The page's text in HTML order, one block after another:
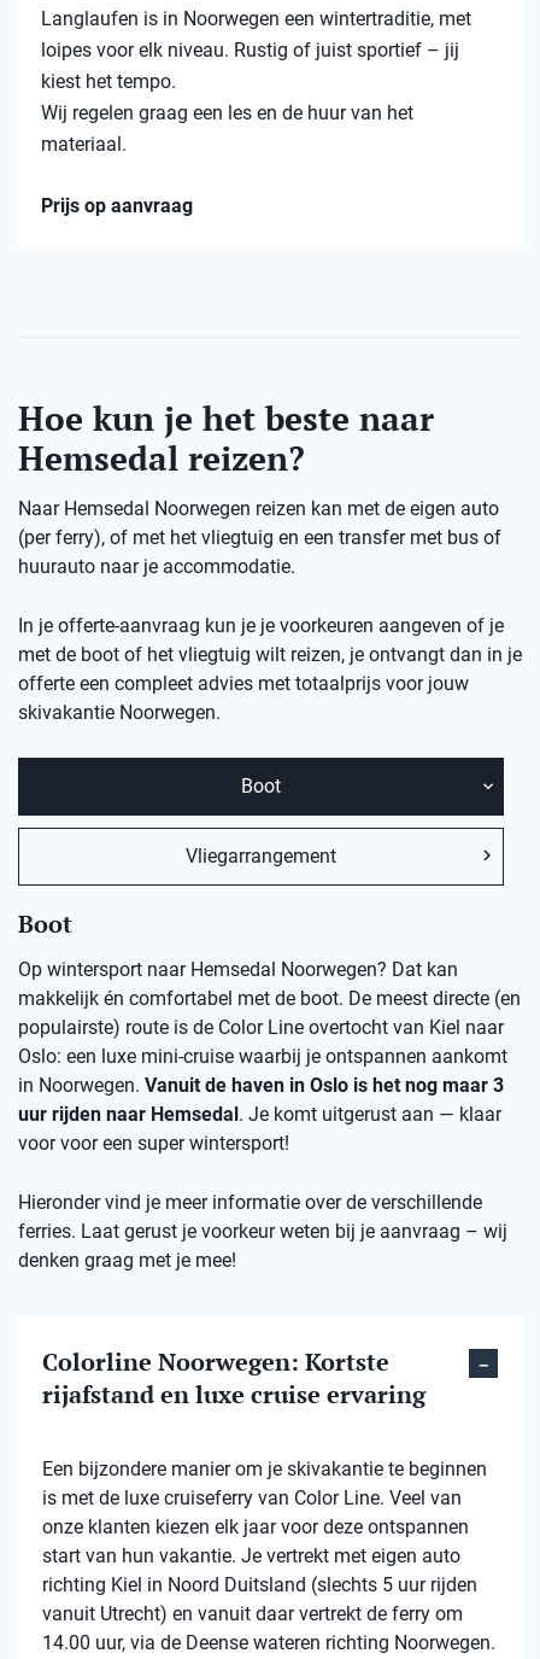
Langlaufen is in Noorwegen een wintertraditie, met
loipes voor elk niveau. Rustig of juist sportief – jij
kiest het tempo.
Wij regelen graag een les en de huur van het
materiaal.
Prijs op aanvraag
Hoe kun je het beste naar
Hemsedal reizen?
Naar Hemsedal Noorwegen reizen kan met de eigen auto
(per ferry), of met het vliegtuig en een transfer met bus of
huurauto naar je accommodatie.
In je offerte-aanvraag kun je je voorkeuren aangeven of je
met de boot of het vliegtuig wilt reizen, je ontvangt dan in je
offerte een compleet advies met totaalprijs voor jouw
skivakantie Noorwegen.
Boot
Vliegarrangement
Boot
Op wintersport naar Hemsedal Noorwegen? Dat kan
makkelijk én comfortabel met de boot. De meest directe (en
populairste) route is de Color Line overtocht van Kiel naar
Oslo: een luxe mini-cruise waarbij je ontspannen aankomt
in Noorwegen. Vanuit de haven in Oslo is het nog maar 3
uur rijden naar Hemsedal. Je komt uitgerust aan — klaar
voor voor een super wintersport!
Hieronder vind je meer informatie over de verschillende
ferries. Laat gerust je voorkeur weten bij je aanvraag – wij
denken graag met je mee!
Colorline Noorwegen: Kortste
rijafstand en luxe cruise ervaring
Een bijzondere manier om je skivakantie te beginnen
is met de luxe cruiseferry van Color Line. Veel van
onze klanten kiezen elk jaar voor deze ontspannen
start van hun vakantie. Je vertrekt met eigen auto
richting Kiel in Noord Duitsland (slechts 5 uur rijden
vanuit Utrecht) en vanuit daar vertrekt de ferry om
14.00 uur, via de Deense wateren richting Noorwegen.